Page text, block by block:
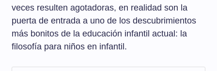
veces resulten agotadoras, en realidad son la
puerta de entrada a uno de los descubrimientos
más bonitos de la educación infantil actual: la
filosofía para niños en infantil.